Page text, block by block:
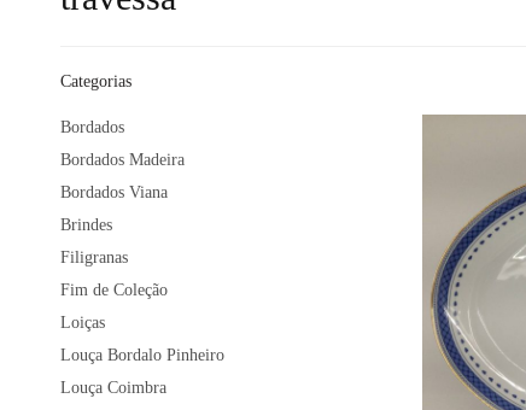
Categorias
Bordados
Bordados Madeira
Bordados Viana
Brindes
Filigranas
Fim de Coleção
Loiças
Louça Bordalo Pinheiro
Louça Coimbra